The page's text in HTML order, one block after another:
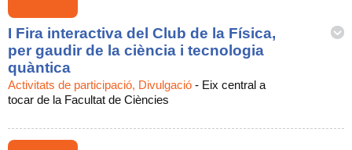
I Fira interactiva del Club de la Física,
per gaudir de la ciència i tecnologia
quàntica
Activitats de participació, Divulgació - Eix central a
tocar de la Facultat de Ciències